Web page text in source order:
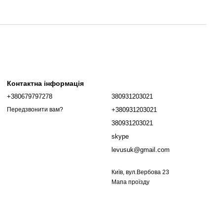
Контактна інформація
+380679797278
Передзвонити вам?
380931203021
+380931203021
380931203021
skype
levusuk@gmail.com
Київ, вул.Вербова 23
Мапа проїзду